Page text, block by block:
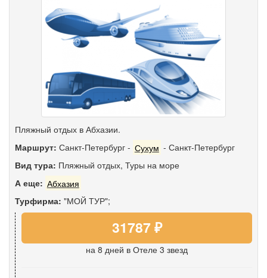
Пляжный отдых в Абхазии.
Маршрут: Санкт-Петербург - Сухум - Санкт-Петербург
Вид тура: Пляжный отдых, Туры на море
А еще: Абхазия
Турфирма: "МОЙ ТУР";
31787 ₽
на 8 дней в Отеле 3 звезд